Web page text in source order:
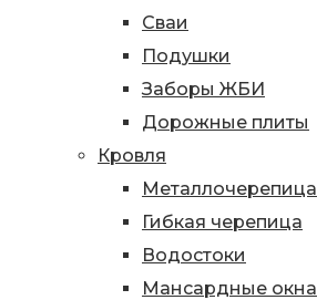
Сваи
Подушки
Заборы ЖБИ
Дорожные плиты
Кровля
Металлочерепица
Гибкая черепица
Водостоки
Мансардные окна